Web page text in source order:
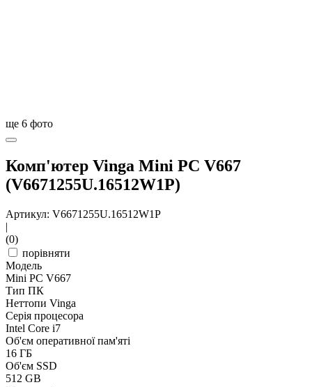
ще 6 фото
Комп'ютер Vinga Mini PC V667
(V6671255U.16512W1P)
Артикул: V6671255U.16512W1P
|
(0)
порівняти
Модель
Mini PC V667
Тип ПК
Неттопи Vinga
Серія процесора
Intel Core i7
Об'єм оперативної пам'яті
16 ГБ
Об'єм SSD
512 GB